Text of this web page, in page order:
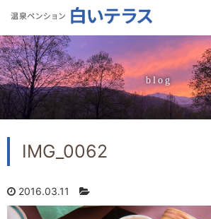
blog
IMG_0062
2016.03.11